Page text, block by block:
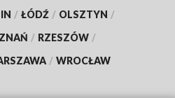
/ ŁÓDŹ / OLSZTYN /
/ RZESZÓW /
/ WROCŁAW